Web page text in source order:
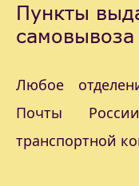
Пункты
Любое
Почты
транспортной